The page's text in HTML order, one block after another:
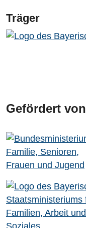
Träger
Gefördert von